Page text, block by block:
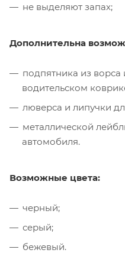
не выделяют запах;
Дополнительна
подпятника из ворса
водительском
люверса и липучки
металлической
автомобиля.
Возможные цвета:
черный;
серый;
бежевый.